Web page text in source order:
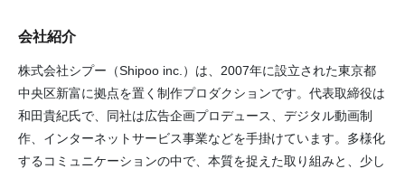
会社紹介
株式会社シプー（Shipoo inc.）は、2007年に設立された東京都
中央区新富に拠点を置く制作プロダクションです。代表取締役は
和田貴紀氏で、同社は広告企画プロデュース、デジタル動画制
作、インターネットサービス事業などを手掛けています。多様化
するコミュニケーションの中で、本質を捉えた取り組みと、少し